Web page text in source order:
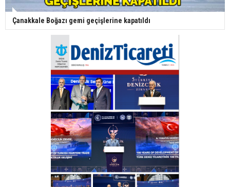
Çanakkale Boğazı gemi geçişlerine kapatıldı